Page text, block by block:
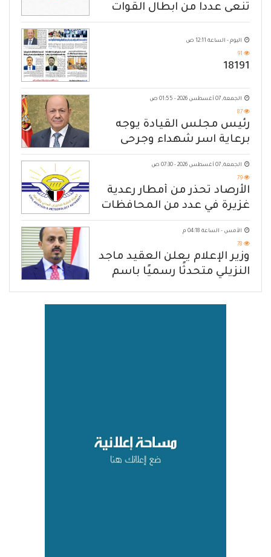
تنعى عددا من ابطال القوات
المسلحة
اليوم - الساعة 12:11 ص
91
18191
الجمعة, 07 أغسطس 2026 - 01:55 ص
87
رئيس مجلس القيادة يوجه
برعاية اسر شهداء وجرحى
الهجوم الإرهابي الحوثي والرد
الحازم على مصدر التهديد
الجمعة, 07 أغسطس 2026 - 07:30 ص
79
الأرصاد تحذّر من أمطار رعدية
غزيرة في عدد من المحافظات
الأمس - الساعة 04:18 م
78
وزير الإعلام يعلن العقيد ماجد
النزيلي متحدثًا رسميًا باسم